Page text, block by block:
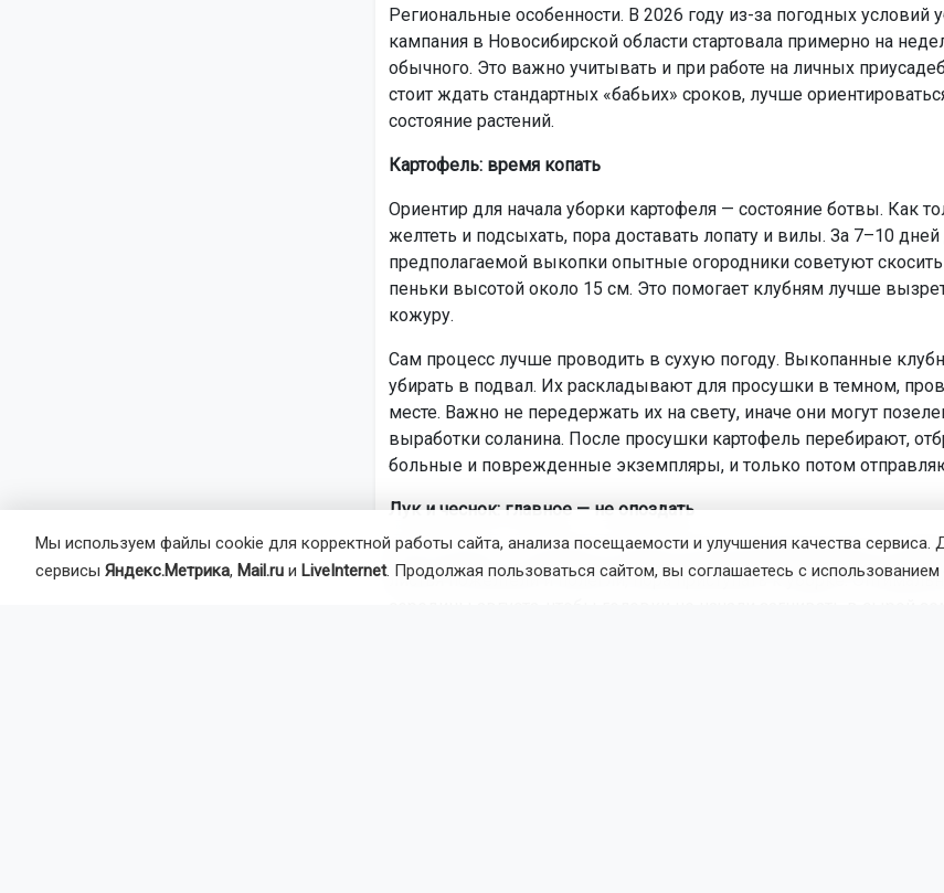
Региональные особенности. В 2026 году из-за погодных условий
кампания в Новосибирской области стартовала примерно на
обычного. Это важно учитывать и при работе на личных
стоит ждать стандартных «бабьих» сроков, лучше
состояние растений.
Картофель: время копать
Ориентир для начала уборки картофеля — состояние ботвы. Как
желтеть и подсыхать, пора доставать лопату и вилы. За 7–10 дней
предполагаемой выкопки опытные огородники советуют скосить
пеньки высотой около 15 см. Это помогает клубням лучше
кожуру.
Сам процесс лучше проводить в сухую погоду. Выкопанные
убирать в подвал. Их раскладывают для просушки в темном,
месте. Важно не передержать их на свету, иначе они могут
выработки соланина. После просушки картофель перебирают,
больные и поврежденные экземпляры, и только потом
Лук и чеснок: главное — не опоздать
Лук и чеснок — культуры, которые нельзя передерживать в
листья пожелтели и полегли, пора приступать к уборке.
Мы используем файлы cookie для корректной работы сайта, анализа посещаемости и улучшения качества сервиса.
сервисы Яндекс.Метрика, Mail.ru и LiveInternet. Продолжая пользоваться сайтом, вы соглашаетесь с